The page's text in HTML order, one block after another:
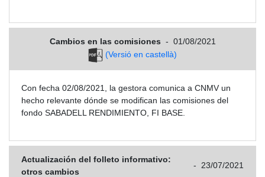
Cambios en las comisiones - 01/08/2021
(Versió en castellà)
Con fecha 02/08/2021, la gestora comunica a CNMV un
hecho relevante dónde se modifican las comisiones del
fondo SABADELL RENDIMIENTO, FI BASE.
Actualización del folleto informativo:
otros cambios
- 23/07/2021